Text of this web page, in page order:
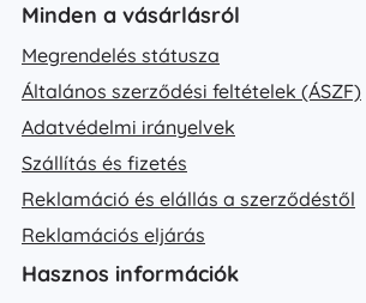
Minden a vásárlásról
Megrendelés státusza
Általános szerződési feltételek (ÁSZF)
Adatvédelmi irányelvek
Szállítás és fizetés
Reklamáció és elállás a szerződéstől
Reklamációs eljárás
Hasznos információk